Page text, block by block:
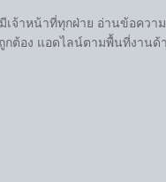
เจ้าหน้าที่ทุกฝ่าย อ่านข้อคว
อง แอดไลน์ตามพื้นที่งานด้า